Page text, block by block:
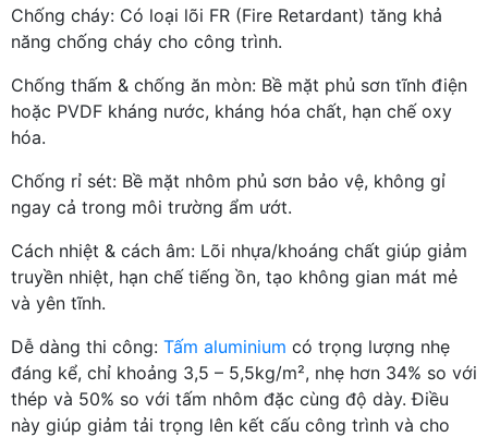
Chống cháy: Có loại lõi FR (Fire Retardant) tăng khả
năng chống cháy cho công trình.
Chống thấm & chống ăn mòn: Bề mặt phủ sơn tĩnh điện
hoặc PVDF kháng nước, kháng hóa chất, hạn chế oxy
hóa.
Chống rỉ sét: Bề mặt nhôm phủ sơn bảo vệ, không gỉ
ngay cả trong môi trường ẩm ướt.
Cách nhiệt & cách âm: Lõi nhựa/khoáng chất giúp giảm
truyền nhiệt, hạn chế tiếng ồn, tạo không gian mát mẻ
và yên tĩnh.
Dễ dàng thi công: Tấm aluminium có trọng lượng nhẹ
đáng kể, chỉ khoảng 3,5 – 5,5kg/m², nhẹ hơn 34% so với
thép và 50% so với tấm nhôm đặc cùng độ dày. Điều
này giúp giảm tải trọng lên kết cấu công trình và cho